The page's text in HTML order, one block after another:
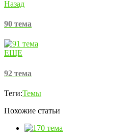
Назад
90 тема
ЕЩЕ
92 тема
Теги:Темы
Похожие статьи